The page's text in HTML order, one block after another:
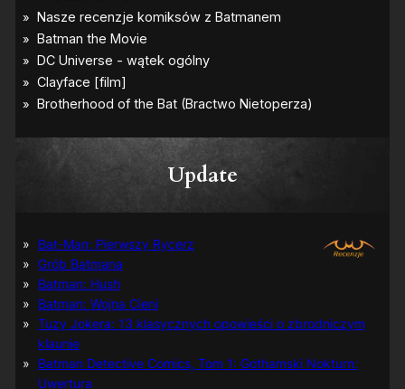
Update
Bat-Man: Pierwszy Rycerz
Grób Batmana
Batman: Hush
Batman: Wojna Cieni
Tuzy Jokera: 13 klasycznych opowieści o zbrodniczym
klaunie
Batman Detective Comics, Tom 1: Gothamski Nokturn:
Uwertura